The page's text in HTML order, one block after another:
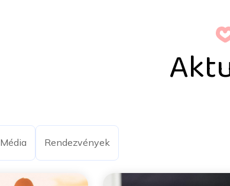
Média Rendezvények